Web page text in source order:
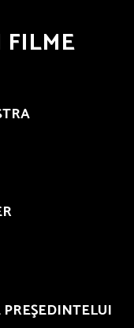
FILME
PREŞEDINTELUI